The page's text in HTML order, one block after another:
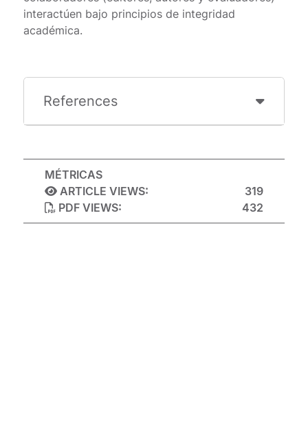
interactúen bajo principios de integridad
académica.
References
MÉTRICAS
ARTICLE VIEWS:
319
PDF VIEWS:
432